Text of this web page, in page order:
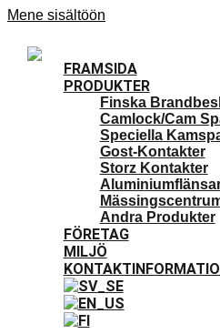
Mene sisältöön
FRAMSIDA
PRODUKTER
Finska
Camlock/Cam
Speciella
Gost-Kontakter
Storz Kontakter
Andra Produkter
FÖRETAG
MILJÖ